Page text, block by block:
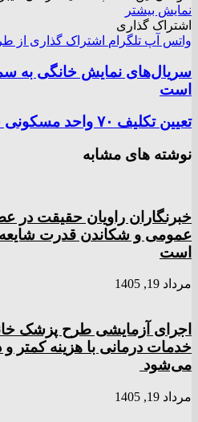
نمایش بیشتر
اشتراک گذاری
واتس آپ تلگرام اشتراک گذاری از
سریال‌های نمایش خانگی به
است
تعیین تکلیف ۷۰ واحد مسکونی حاشیه یک گودبرداری
نوشته های مشابه
خبرنگاران راویان حقیقت در
عمومی و شکاندن قدرت شایعه
است
مرداد 19, 1405
اجرای آزمایشی طرح پزشک
خدمات درمانی با هزینه کمتر
می‌شود
مرداد 19, 1405